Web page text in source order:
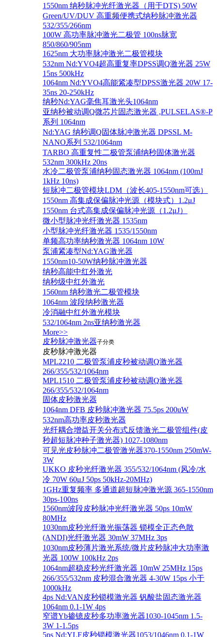
1550nm 纳秒脉冲光纤激光器（用于DTS) 50W
Green/UV/DUV 高重频便携式纳秒脉冲激光器
532/355/266nm
100W 高功率脉冲激光二极管 100ns脉宽
850/860/905nm
1625nm 大功率脉冲激光二极管模块
532nm Nd:YVO4超高重复率DPSS调Q激光器 25W
15ns 500kHz
1064nm Nd:YVO4高能紧凑型DPSS激光器 20W 17-
35ns 20-250kHz
纳秒Nd:YAG毫焦耳激光头1064nm
亚纳秒被动调Q微芯片固态激光器 ,PULSELAS®-P
系列 1064nm
Nd:YAG 纳秒调Q固体脉冲激光器 DPSSL M-
NANO系列 532/1064nm
TARBO 高重复性二极管泵浦纳秒固体激光器
532nm 300kHz 20ns
水冷二极管泵浦纳秒固态激光器 1064nm (100mJ
1kHz 10ns)
短脉冲二极管模块LDM（波长405-1550nm可选）
1550nm 高集成保偏脉冲光源（模块式）1.2μJ
1550nm 台式高集成保偏脉冲光源（1.2μJ）
微小型脉冲光纤激光器 1535nm
小型脉冲光纤激光器 1535/1550nm
单频高功率纳秒激光器 1064nm 10W
泵浦紧凑型Nd:YAG激光器
1550nm10-50W纳秒脉冲激光器
纳秒高能中红外激光
纳秒级中红外激光
1560nm 纳秒激光二极管模块
1064nm 波段纳秒激光器
冷消融中红外激光模块
532/1064nm 2ns亚纳秒激光器
More>>
皮秒脉冲激光器子分类
皮秒脉冲激光器
​MPL2210 二极管泵浦皮秒被动调Q激光器
266/355/532/1064nm
MPL1510 二极管泵浦皮秒被动调Q激光器
266/355/532/1064nm
固体皮秒激光器
1064nm DFB 皮秒脉冲激光器 75.5ps 200uW
532nm高功率皮秒激光器
光纤耦合增益开关分布式反馈激光二极管组件(皮
秒超短脉冲种子激光器) 1027-1080nm
可见光皮秒脉冲二极管激光器370-1550nm 250mW-
3W
UKKO 皮秒光纤激光器 355/532/1064nm (风冷/水
冷 70W 60μJ 50ps 50kHz-20MHz)
1GHz重复频率 多通道超短脉冲激光源 365-1550nm
30ps-100ns
1560nm波段皮秒脉冲光纤激光器 50ps 10mW
80MHz
1030nm皮秒光纤激光振荡器 锁模全正态色散
(ANDI)光纤激光器 30mW 37MHz 3ps
1030nm皮秒薄片激光系统/微片皮秒脉冲大功率激
光器 100W 100kHz 2ps
1064nm超稳皮秒光纤激光器 10mW 25MHz 15ps
266/355/532nm 皮秒混合激光器 4-30W 15ps 小于
1000kHz
4ps Nd:VAN皮秒锁模激光器 钒酸盐固态激光器
1064nm 0.1-1W 4ps
窄谱Yb掺镱皮秒多功率激光器1030-1045nm 1.5-
3W 1-1.5ps
5ps Nd:YLF皮秒锁模激光器1053/1046nm 0.1-1W